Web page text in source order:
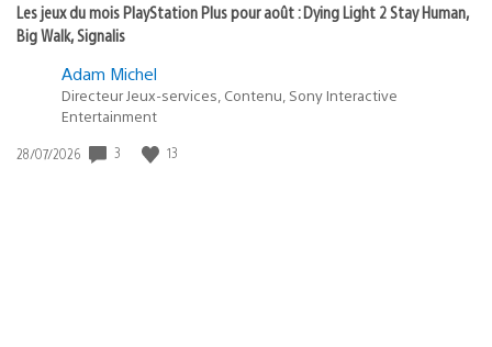
Les jeux du mois PlayStation Plus pour août : Dying Light 2 Stay Human,
Big Walk, Signalis
Adam Michel
Directeur Jeux-services, Contenu, Sony Interactive
Entertainment
Date
28/07/2026 3 13